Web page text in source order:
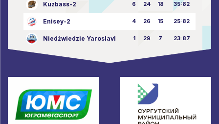
Kuzbass-2 6 24 18 35:82
Enisey-2 4 26 15 25:82
Niedźwiedzie Yaroslavl 1 29 7 23:87